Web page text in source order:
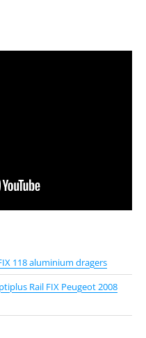
Ja
118 aluminium dragers
Rail FIX Peugeot 2008